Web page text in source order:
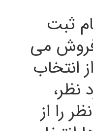
ثبت
می
انتخاب
را از